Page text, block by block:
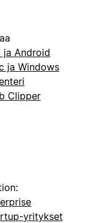
ja Android
ja Windows
Clipper
yritykset